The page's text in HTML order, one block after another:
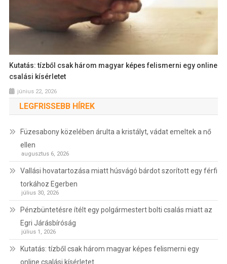
Kutatás: tízből csak három magyar képes felismerni egy online
csalási kísérletet
június 22, 2026
LEGFRISSEBB HÍREK
Füzesabony közelében árulta a kristályt, vádat emeltek a nő
ellen
augusztus 6, 2026
Vallási hovatartozása miatt húsvágó bárdot szorított egy férfi
torkához Egerben
július 30, 2026
Pénzbüntetésre ítélt egy polgármestert bolti csalás miatt az
Egri Járásbíróság
július 1, 2026
Kutatás: tízből csak három magyar képes felismerni egy
online csalási kísérletet